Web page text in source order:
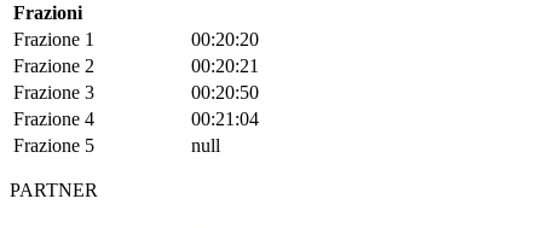
Frazioni
Frazione 1
00:20:20
Frazione 2
00:20:21
Frazione 3
00:20:50
Frazione 4
00:21:04
Frazione 5
null
PARTNER